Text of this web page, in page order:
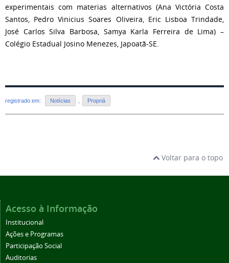
experimentais com materias alternativos (Ana Victória Costa
Santos, Pedro Vinicius Soares Oliveira, Eric Lisboa Trindade,
José Carlos Silva Barbosa, Samya Karla Ferreira de Lima) –
Colégio Estadual Josino Menezes, Japoatã-SE.
registrado em: Notícias Propriá
Voltar para o topo
Acesso à Informação
Institucional
Ações e Programas
Participação Social
Auditorias